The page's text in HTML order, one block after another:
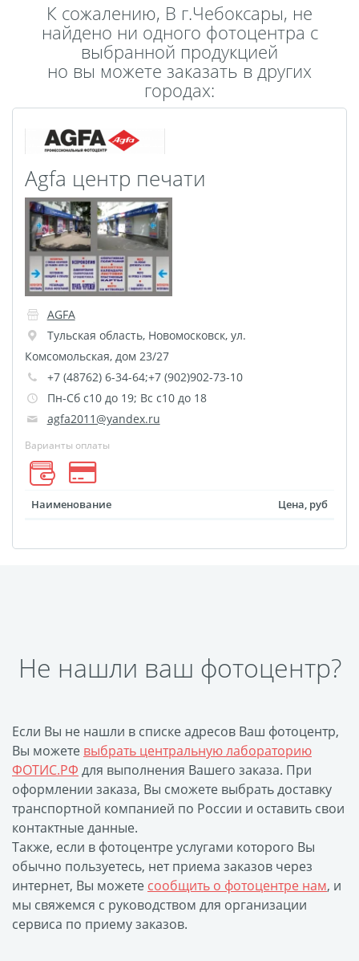
Фотоколлаж
Фотобокс
Пластификация
самоклеящемся виниле
акриле
Печать на баннере
Фотообои
Трафареты
Печать на прозрачной
пленке
Напольная графика
Широкоформатное
ламинирование
Изготовление баннеров
Оформление картин
Накатка Фото на ХДФ
Фото в алюминиевом
Фотопечать на дереве
Печать выкроек
Холст на конкурс
Фотопечать больших
размеров
Портреты в стиле
Картины на холсте
Печать чертежей
Холст настольный с
мольбертом
Roll up
К сожалению, В г.Чебоксары, не
найдено ни одного фотоцентра с
выбранной продукцией
но вы можете заказать в других
городах:
Agfa центр печати
AGFA
Тульская область, Новомосковск, ул.
Комсомольская, дом 23/27
+7 (48762) 6-34-64;+7 (902)902-73-10
Пн-Сб с10 до 19; Вс с10 до 18
agfa2011@yandex.ru
Варианты оплаты
Наименование Цена, руб
Не нашли ваш фотоцентр?
Если Вы не нашли в списке адресов Ваш фотоцентр,
Вы можете выбрать центральную лабораторию
ФОТИС.РФ для выполнения Вашего заказа. При
оформлении заказа, Вы сможете выбрать доставку
транспортной компанией по России и оставить свои
контактные данные.
Также, если в фотоцентре услугами которого Вы
обычно пользуетесь, нет приема заказов через
интернет, Вы можете сообщить о фотоцентре нам, и
мы свяжемся с руководством для организации
сервиса по приему заказов.